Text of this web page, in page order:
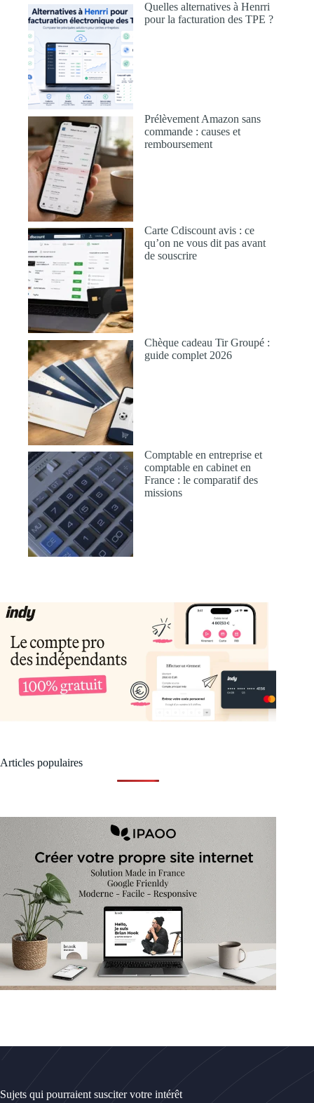
Quelles alternatives à Henrri
pour la facturation des TPE ?
Prélèvement Amazon sans
commande : causes et
remboursement
Carte Cdiscount avis : ce
qu’on ne vous dit pas avant
de souscrire
Chèque cadeau Tir Groupé :
guide complet 2026
Comptable en entreprise et
comptable en cabinet en
France : le comparatif des
missions
Articles populaires
Sujets qui pourraient susciter votre intérêt